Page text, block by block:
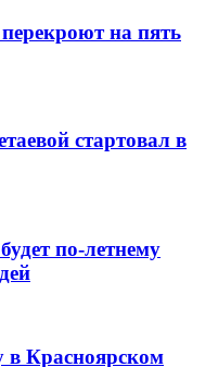
на пять
стартовал в
по-летнему
Красноярском